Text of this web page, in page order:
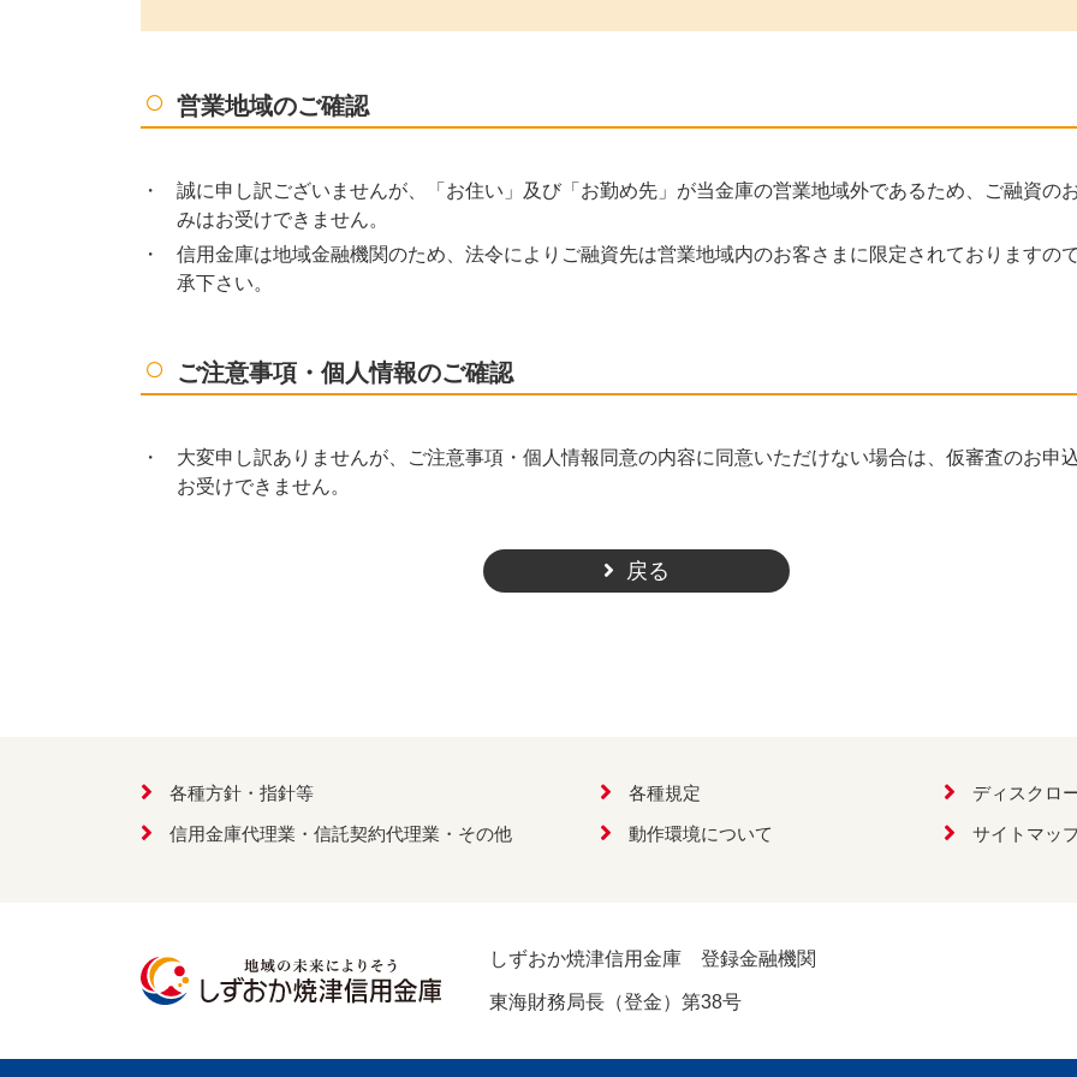
営業地域のご確認
誠に申し訳ございませんが、「お住い」及び「お勤め先」が当金庫の営業地域外であるため、ご融資の
みはお受けできません。
信用金庫は地域金融機関のため、法令によりご融資先は営業地域内のお客さまに限定されておりますの
承下さい。
ご注意事項・個人情報のご確認
大変申し訳ありませんが、ご注意事項・個人情報同意の内容に同意いただけない場合は、仮審査のお申
お受けできません。
戻る
各種方針・指針等 各種規定
ディスクロ
信用金庫代理業・信託契約代理業・その他
動作環境について サイトマッ
しずおか焼津信用金庫 登録金融機関
東海財務局長（登金）第38号